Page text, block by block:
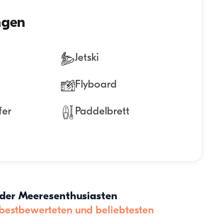
Jetski
Flyboard
Paddelbrett
Meeresenthusiasten
und beliebtesten